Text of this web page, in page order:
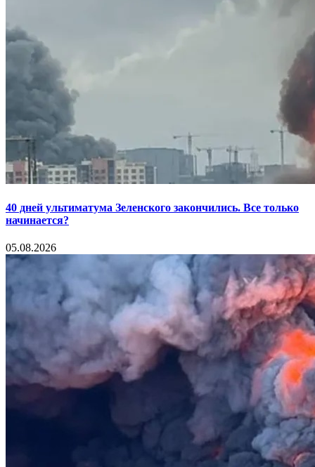
40 дней ультиматума Зеленского закончились. Все только
начинается?
05.08.2026